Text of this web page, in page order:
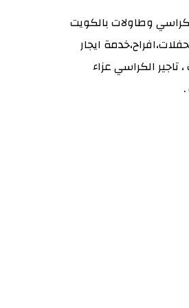
وطاولات بالكويت
ايجار
الكراسي عزاء
.